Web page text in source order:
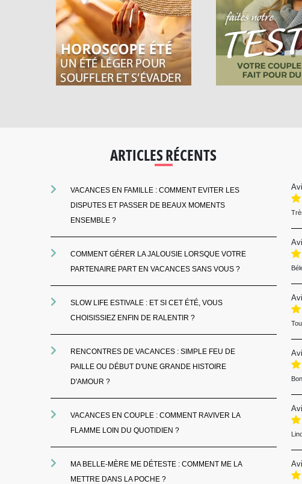
ARTICLES RÉCENTS
VACANCES EN FAMILLE : COMMENT EVITER LES
DISPUTES ET PASSER DE BEAUX MOMENTS
ENSEMBLE ?
COMMENT GÉRER LA JALOUSIE LORSQUE VOTRE
PARTENAIRE PART EN VACANCES SANS VOUS ?
SLOW LIFE ESTIVALE : ET SI CET ÉTÉ, VOUS
CHOISISSIEZ ENFIN DE RALENTIR ?
RENCONTRES DE VACANCES : SIMPLE FEU DE
PAILLE OU DÉBUT D'UNE GRANDE HISTOIRE
D'AMOUR ?
VACANCES EN COUPLE : COMMENT RAVIVER LA
FLAMME LOIN DU QUOTIDIEN ?
MA BELLE-MÈRE ME DÉTESTE : COMMENT ME LA
METTRE DANS LA POCHE ?